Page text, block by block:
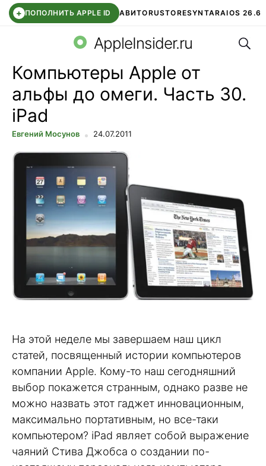
+ ПОПОЛНИТЬ APPLE ID АВИТОRUSTORESYNTARAIOS 26.6
СБЕР КИДС ЧАТ ROBLOXВТБ ОНЛАЙН
AppleInsider.ru
Компьютеры Apple от
альфы до омеги. Часть 30.
iPad
Евгений Мосунов 24.07.2011
На этой неделе мы завершаем наш цикл
статей, посвященный истории компьютеров
компании Apple. Кому-то наш сегодняшний
выбор покажется странным, однако разве не
можно назвать этот гаджет инновационным,
максимально портативным, но все-таки
компьютером? iPad являет собой выражение
чаяний Стива Джобса о создании по-